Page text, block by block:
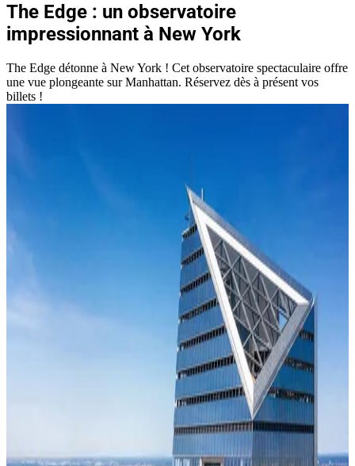
The Edge : un observatoire
impressionnant à New York
The Edge détonne à New York ! Cet observatoire spectaculaire offre
une vue plongeante sur Manhattan. Réservez dès à présent vos
billets !